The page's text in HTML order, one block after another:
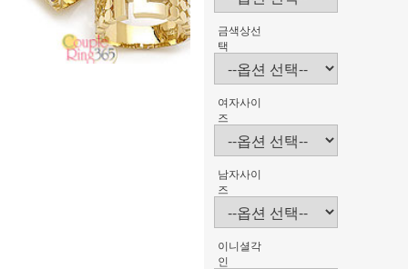
금색상선
택
여자사이
즈
남자사이
즈
이니셜각
인